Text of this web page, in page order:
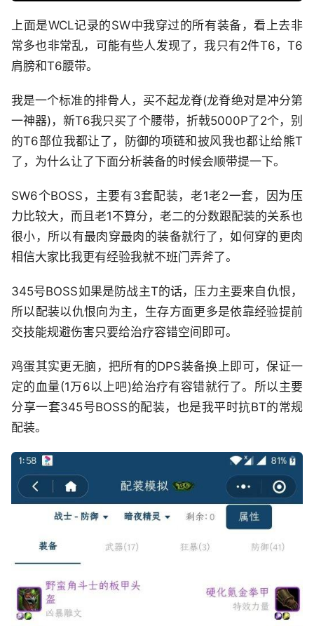
上面是WCL记录的SW中我穿过的所有装备，看上去非
常多也非常乱，可能有些人发现了，我只有2件T6，T6
肩膀和T6腰带。
我是一个标准的排骨人，买不起龙脊(龙脊绝对是冲分第
一神器)，新T6我只买了个腰带，折戟5000P了2个，别
的T6部位我都让了，防御的项链和披风我也都让给熊T
了，为什么让了下面分析装备的时候会顺带提一下。
SW6个BOSS，主要有3套配装，老1老2一套，因为压
力比较大，而且老1不算分，老二的分数跟配装的关系也
很小，所以有最肉穿最肉的装备就行了，如何穿的更肉
相信大家比我更有经验我就不班门弄斧了。
345号BOSS如果是防战主T的话，压力主要来自仇恨，
所以配装以仇恨向为主，生存方面更多是依靠经验提前
交技能规避伤害只要给治疗容错空间即可。
鸡蛋其实更无脑，把所有的DPS装备换上即可，保证一
定的血量(1万6以上吧)给治疗有容错就行了。所以主要
分享一套345号BOSS的配装，也是我平时抗BT的常规
配装。